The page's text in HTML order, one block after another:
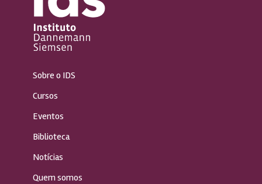
Sobre o IDS
Cursos
Eventos
Biblioteca
Notícias
Quem somos